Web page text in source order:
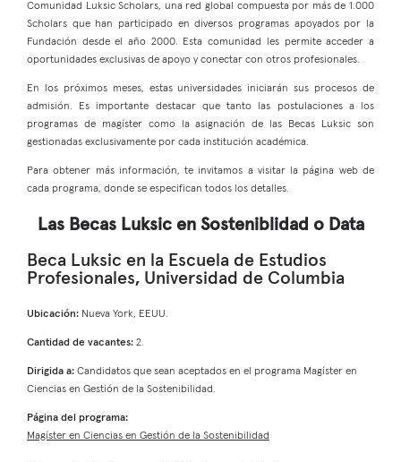
Comunidad Luksic Scholars, una red global compuesta por más de 1.000
Scholars que han participado en diversos programas apoyados por la
Fundación desde el año 2000. Esta comunidad les permite acceder a
oportunidades exclusivas de apoyo y conectar con otros profesionales.
En los próximos meses, estas universidades iniciarán sus procesos de
admisión. Es importante destacar que tanto las postulaciones a los
programas de magíster como la asignación de las Becas Luksic son
gestionadas exclusivamente por cada institución académica.
Para obtener más información, te invitamos a visitar la página web de
cada programa, donde se especifican todos los detalles.
Las Becas Luksic en Sosteniblidad o Data
Beca Luksic en la Escuela de Estudios
Profesionales, Universidad de Columbia
Ubicación: Nueva York, EEUU.
Cantidad de vacantes: 2.
Dirigida a: Candidatos que sean aceptados en el programa Magíster en
Ciencias en Gestión de la Sostenibilidad.
Página del programa:
Magíster en Ciencias en Gestión de la Sostenibilidad